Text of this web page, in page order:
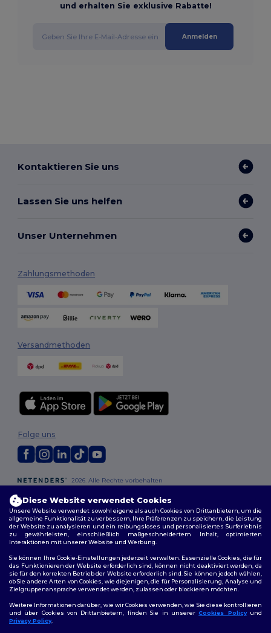
und erhalten Sie exklusive Rabatte!
Anmelden
Kontaktieren Sie uns
Lassen Sie uns helfen
Unser Unternehmen
Zahlungsmethoden
Versandmethoden
2026. Alle Rechte vorbehalten
Datenschutzbestimmungen|Cookie-Richtlinie|
Folge uns
Berlin| Hamburg|München | Köln| Frankfurt | Essen | Dortmund|
Stuttgart| Düsseldorf| Bremen
Diese Website verwendet Cookies
Unsere Website verwendet sowohl eigene als auch Cookies von Drittanbietern, um die
allgemeine Funktionalität zu verbessern, Ihre Präferenzen zu speichern, die Leistung
der Website zu analysieren und ein reibungsloses und personalisiertes Surferlebnis
zu gewährleisten, einschließlich maßgeschneidertem Inhalt, optimierten
Interaktionen mit unserer Website und Werbung.
Sie können Ihre Cookie-Einstellungen jederzeit verwalten. Essenzielle Cookies, die für
das Funktionieren der Website erforderlich sind, können nicht deaktiviert werden, da
sie für den korrekten Betrieb der Website erforderlich sind. Sie können jedoch wählen,
ob Sie andere Arten von Cookies, wie diejenigen, die für Personalisierung, Analyse und
Zielgruppenansprache verwendet werden, zulassen oder blockieren möchten.
Weitere Informationen darüber, wie wir Cookies verwenden, wie Sie diese kontrollieren
und über Cookies von Drittanbietern, finden Sie in unsererCookies Policyund
Privacy Policy.